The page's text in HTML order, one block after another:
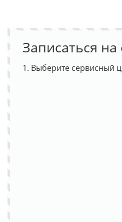
Записаться на
1. Выберите сервисный